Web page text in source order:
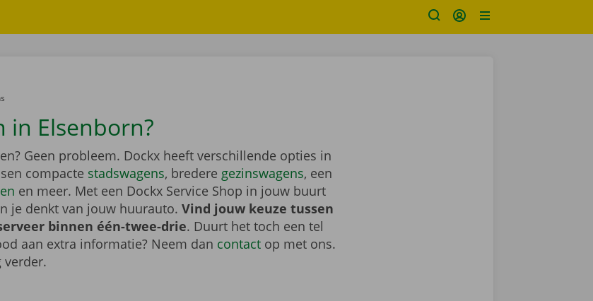
in Elsenborn?
Geen probleem. Dockx heeft verschillende opties in
compacte stadswagens, bredere gezinswagens, een
en meer. Met een Dockx Service Shop in jouw buurt
je denkt van jouw huurauto. Vind jouw keuze tussen
binnen één-twee-drie. Duurt het toch een tel
aan extra informatie? Neem dan contactop met ons.
verder.